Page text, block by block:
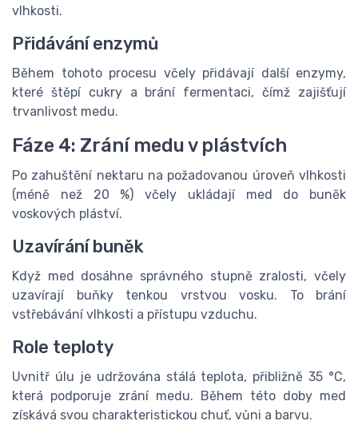
vlhkosti.
Přidávání enzymů
Během tohoto procesu včely přidávají další enzymy,
které štěpí cukry a brání fermentaci, čímž zajišťují
trvanlivost medu.
Fáze 4: Zrání medu v plástvích
Po zahuštění nektaru na požadovanou úroveň vlhkosti
(méně než 20 %) včely ukládají med do buněk
voskových pláství.
Uzavírání buněk
Když med dosáhne správného stupně zralosti, včely
uzavírají buňky tenkou vrstvou vosku. To brání
vstřebávání vlhkosti a přístupu vzduchu.
Role teploty
Uvnitř úlu je udržována stálá teplota, přibližně 35 °C,
která podporuje zrání medu. Během této doby med
získává svou charakteristickou chuť, vůni a barvu.